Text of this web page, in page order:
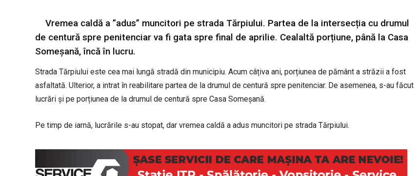
Vremea caldă a ”adus” muncitori pe strada Tărpiului. Partea de la intersecția cu drumul
de centură spre penitenciar va fi gata spre final de aprilie. Cealaltă porțiune, până la Casa
Someșană, încă în lucru.
Strada Tărpiului este cea mai lungă stradă din municipiu. Acum câțiva ani, porțiunea de pământ a străzii a fost
asfaltată. Ulterior, a intrat în reabilitare partea de la drumul de centură spre penitenciar. De asemenea, s-au făcut
lucrări și pe porțiunea de la drumul de centură spre Casa Someșană.
Pe timp de iarnă, lucrările s-au stopat, dar vremea caldă a adus muncitori pe strada Tărpiului.